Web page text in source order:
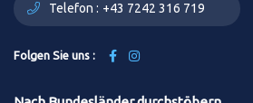
Telefon : +43 7242 316 719
Folgen Sie uns :